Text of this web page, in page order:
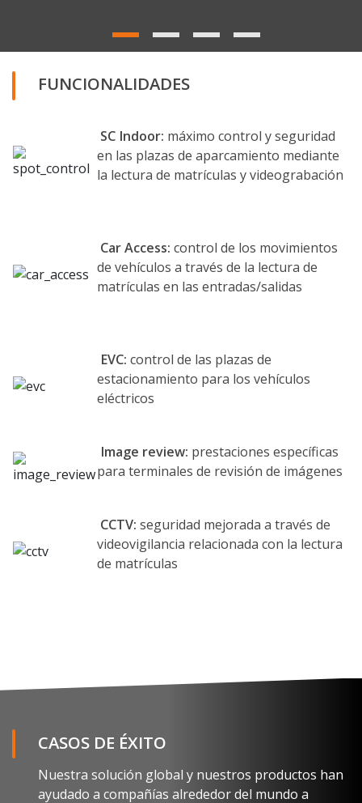
FUNCIONALIDADES
SC Indoor: máximo control y seguridad
en las plazas de aparcamiento mediante
la lectura de matrículas y videograbación
Car Access: control de los movimientos
de vehículos a través de la lectura de
matrículas en las entradas/salidas
EVC: control de las plazas de
estacionamiento para los vehículos
eléctricos
Image review: prestaciones específicas
para terminales de revisión de imágenes
CCTV: seguridad mejorada a través de
videovigilancia relacionada con la lectura
de matrículas
E-mail
CASOS DE ÉXITO
Nuestra solución global y nuestros productos han
ayudado a compañías alrededor del mundo a